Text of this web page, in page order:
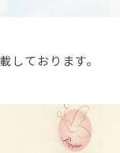
しております。